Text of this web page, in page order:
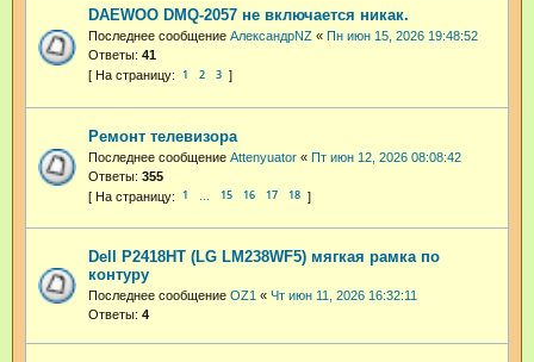
DAEWOO DMQ-2057 не включается никак.
Последнее сообщение АлександрNZ « Пн июн 15, 2026 19:48:52
Ответы: 41
1 2 3
Ремонт телевизора
Последнее сообщение Attenyuator « Пт июн 12, 2026 08:08:42
Ответы: 355
1 15 16 17 18
Dell P2418HT (LG LM238WF5) мягкая рамка по
контуру
Последнее сообщение OZ1 « Чт июн 11, 2026 16:32:11
Ответы: 4